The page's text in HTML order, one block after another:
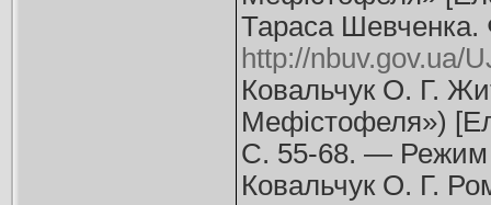
Тараса
http://nbuv.gov.ua/
Ковальчук О. Г.
Мефістофеля»)
С. 55-68. — Режим
Ковальчук О. Г.